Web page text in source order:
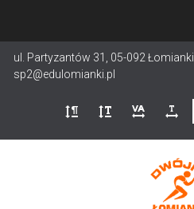
treści
ul. Partyzantów 31, 05-092 Łomianki
sp2@edulomianki.pl